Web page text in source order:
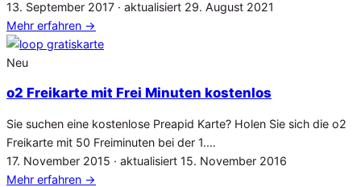
Veröffentlicht
am
13. September 2017 · aktualisiert 29. August 2021
Mehr erfahren →
Neu
o2 Freikarte mit Frei Minuten kostenlos
Sie suchen eine kostenlose Preapid Karte? Holen Sie sich die o2
Freikarte mit 50 Freiminuten bei der 1.…
Veröffentlicht
am
17. November 2015 · aktualisiert 15. November 2016
Mehr erfahren →